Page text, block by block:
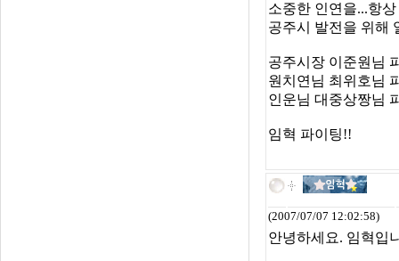
소중한 인연을...항
공주시 발전을 위해
공주시장 이준원님
원치연님 최위호님
인운님 대중상짱님
임혁 파이팅!!
(2007/07/07 12:02:58)
안녕하세요. 임혁입